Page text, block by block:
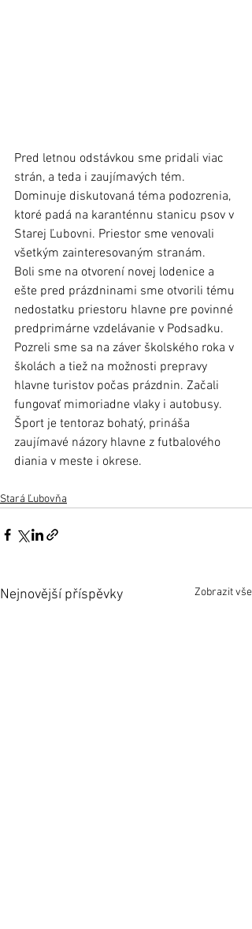
Pred letnou odstávkou sme pridali viac
strán, a teda i zaujímavých tém.
Dominuje diskutovaná téma podozrenia,
ktoré padá na karanténnu stanicu psov v
Starej Ľubovni. Priestor sme venovali
všetkým zainteresovaným stranám.
Boli sme na otvorení novej lodenice a
ešte pred prázdninami sme otvorili tému
nedostatku priestoru hlavne pre povinné
predprimárne vzdelávanie v Podsadku.
Pozreli sme sa na záver školského roka v
školách a tiež na možnosti prepravy
hlavne turistov počas prázdnin. Začali
fungovať mimoriadne vlaky i autobusy.
Šport je tentoraz bohatý, prináša
zaujímavé názory hlavne z futbalového
diania v meste i okrese.
Stará Ľubovňa
Nejnovější příspěvky Zobrazit vše